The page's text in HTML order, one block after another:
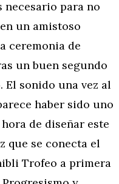
para no
un amistoso
ceremonia de
un buen segundo
sonido una vez al
haber sido uno
de diseñar este
que se conecta el
Trofeo a primera